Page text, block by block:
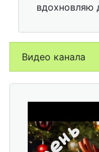
вдохновляю
Видео канала